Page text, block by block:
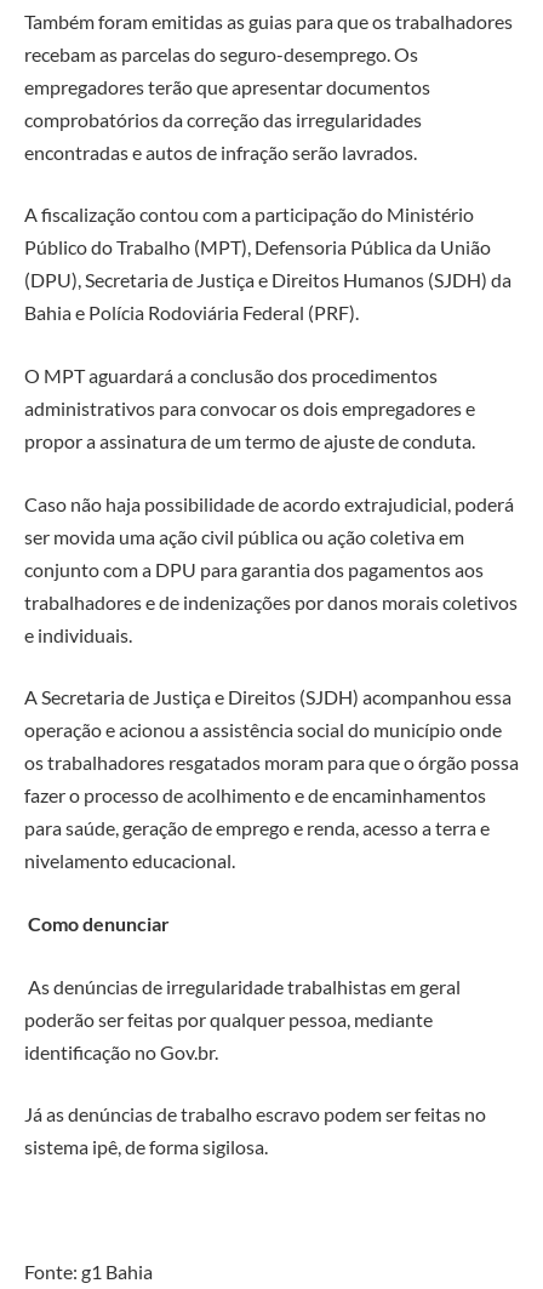
Também foram emitidas as guias para que os trabalhadores
recebam as parcelas do seguro-desemprego. Os
empregadores terão que apresentar documentos
comprobatórios da correção das irregularidades
encontradas e autos de infração serão lavrados.
A fiscalização contou com a participação do Ministério
Público do Trabalho (MPT), Defensoria Pública da União
(DPU), Secretaria de Justiça e Direitos Humanos (SJDH) da
Bahia e Polícia Rodoviária Federal (PRF).
O MPT aguardará a conclusão dos procedimentos
administrativos para convocar os dois empregadores e
propor a assinatura de um termo de ajuste de conduta.
Caso não haja possibilidade de acordo extrajudicial, poderá
ser movida uma ação civil pública ou ação coletiva em
conjunto com a DPU para garantia dos pagamentos aos
trabalhadores e de indenizações por danos morais coletivos
e individuais.
A Secretaria de Justiça e Direitos (SJDH) acompanhou essa
operação e acionou a assistência social do município onde
os trabalhadores resgatados moram para que o órgão possa
fazer o processo de acolhimento e de encaminhamentos
para saúde, geração de emprego e renda, acesso a terra e
nivelamento educacional.
Como denunciar
As denúncias de irregularidade trabalhistas em geral
poderão ser feitas por qualquer pessoa, mediante
identificação no Gov.br.
Já as denúncias de trabalho escravo podem ser feitas no
sistema ipê, de forma sigilosa.
Fonte: g1 Bahia